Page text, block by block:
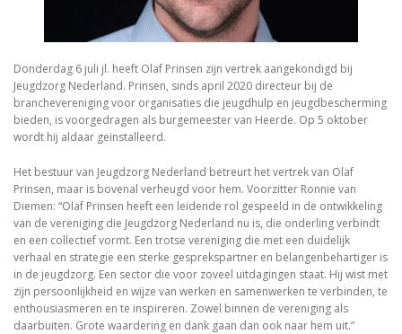
Donderdag 6 juli jl. heeft Olaf Prinsen zijn vertrek aangekondigd bij
Jeugdzorg Nederland. Prinsen, sinds april 2020 directeur bij de
branchevereniging voor organisaties die jeugdhulp en jeugdbescherming
bieden, is voorgedragen als burgemeester van Heerde. Op 5 oktober
wordt hij aldaar geïnstalleerd.
Het bestuur van Jeugdzorg Nederland betreurt het vertrek van Olaf
Prinsen, maar is bovenal verheugd voor hem. Voorzitter Ronnie van
Diemen: “Olaf Prinsen heeft een leidende rol gespeeld in de ontwikkeling
van de vereniging die Jeugdzorg Nederland nu is, die onderling verbindt
en een collectief vormt. Een trotse vereniging die met een duidelijk
verhaal en strategie een sterke gesprekspartner en belangenbehartiger is
in de jeugdzorg. Een sector die voor zoveel uitdagingen staat. Hij wist met
zijn persoonlijkheid en wijze van werken en samenwerken te verbinden, te
enthousiasmeren en te inspireren. Zowel binnen de vereniging als
daarbuiten. Grote waardering en dank gaan dan ook naar hem uit.”